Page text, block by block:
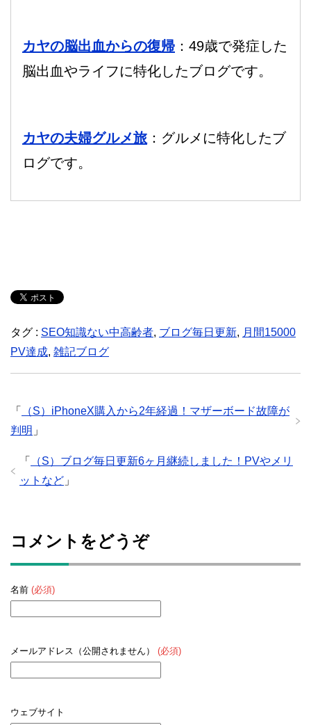
カヤの脳出血からの復帰 ：49歳で発症した
脳出血やライフに特化したブログです。
カヤの夫婦グルメ旅 ：グルメに特化したブ
ログです。
タグ : SEO知識ない中高齢者, ブログ毎日更新, 月間15000
PV達成, 雑記ブログ
「
（S）iPhoneX購入から2年経過！マザーボード故障が
判明 」
「
（S）ブログ毎日更新6ヶ月継続しました！PVやメリ
ットなど 」
コメントをどうぞ
名前 (必須)
メールアドレス（公開されません） (必須)
ウェブサイト